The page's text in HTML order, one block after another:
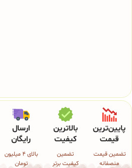
پایین‌ترین
قیمت
تضمین قیمت
منصفانه
بالاترین
کیفیت
تضمین
کیفیت برتر
ارسال
رایگان
بالای 4 میلیون
تومان